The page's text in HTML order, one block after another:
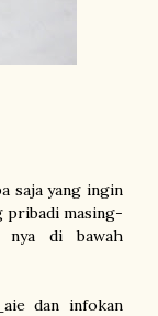
saja yang ingin
pribadi masing-
nya di bawah
dan infokan